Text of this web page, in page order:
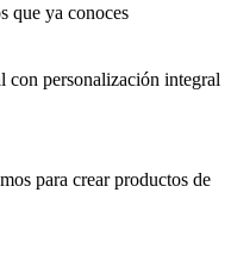
que ya conoces
con personalización integral
para crear productos de